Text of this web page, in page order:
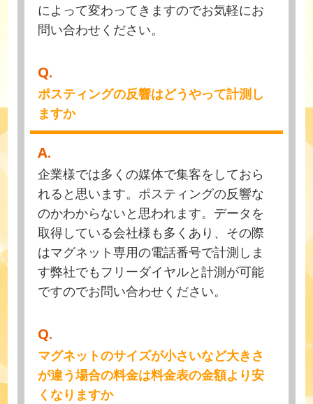
によって変わってきますのでお気軽にお
問い合わせください。
Q.
ポスティングの反響はどうやって計測し
ますか
A.
企業様では多くの媒体で集客をしておら
れると思います。ポスティングの反響な
のかわからないと思われます。データを
取得している会社様も多くあり、その際
はマグネット専用の電話番号で計測しま
す弊社でもフリーダイヤルと計測が可能
ですのでお問い合わせください。
Q.
マグネットのサイズが小さいなど大きさ
が違う場合の料金は料金表の金額より安
くなりますか